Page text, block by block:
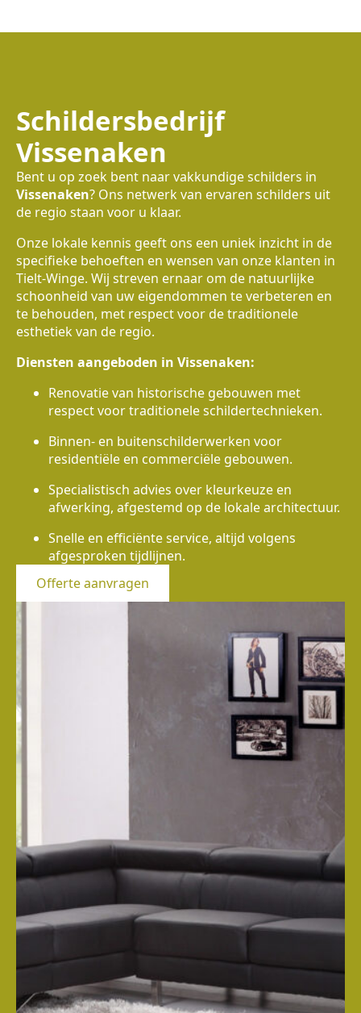
Schildersbedrijf
Vissenaken
Bent u op zoek bent naar vakkundige schilders in
Vissenaken? Ons netwerk van ervaren schilders uit
de regio staan voor u klaar.
Onze lokale kennis geeft ons een uniek inzicht in de
specifieke behoeften en wensen van onze klanten in
Tielt-Winge. Wij streven ernaar om de natuurlijke
schoonheid van uw eigendommen te verbeteren en
te behouden, met respect voor de traditionele
esthetiek van de regio.
Diensten aangeboden in Vissenaken:
Renovatie van historische gebouwen met
respect voor traditionele schildertechnieken.
Binnen- en buitenschilderwerken voor
residentiële en commerciële gebouwen.
Specialistisch advies over kleurkeuze en
afwerking, afgestemd op de lokale architectuur.
Snelle en efficiënte service, altijd volgens
afgesproken tijdlijnen.
Offerte aanvragen